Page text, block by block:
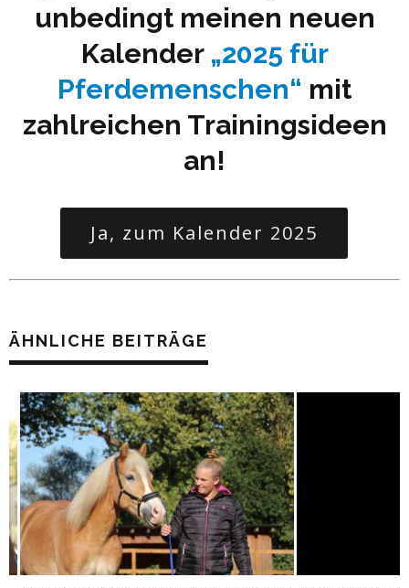
unbedingt meinen neuen
Kalender „2025 für
Pferdemenschen“ mit
zahlreichen Trainingsideen
an!
Ja, zum Kalender 2025
ÄHNLICHE BEITRÄGE